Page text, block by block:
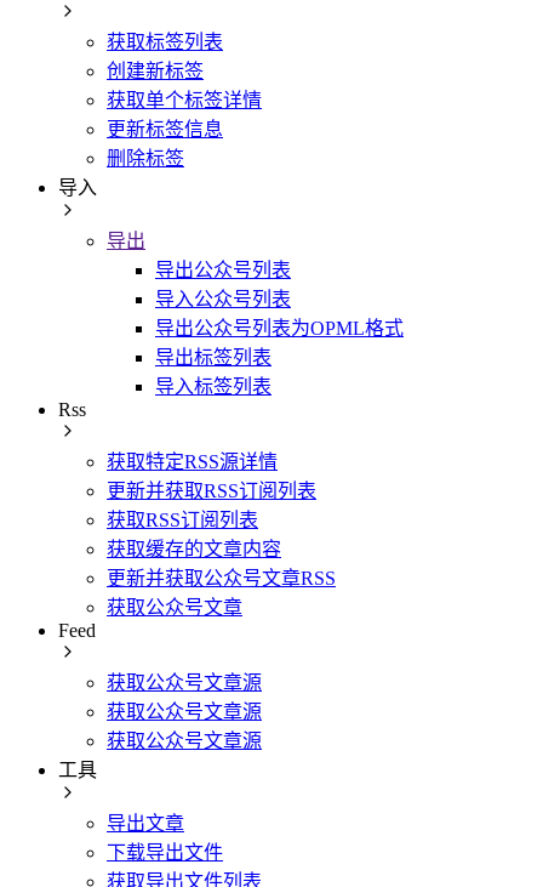
获取标签列表
创建新标签
获取单个标签详情
更新标签信息
删除标签
导入
导出
导出公众号列表
导入公众号列表
导出公众号列表为OPML格式
导出标签列表
导入标签列表
Rss
获取特定RSS源详情
更新并获取RSS订阅列表
获取RSS订阅列表
获取缓存的文章内容
更新并获取公众号文章RSS
获取公众号文章
Feed
获取公众号文章源
获取公众号文章源
获取公众号文章源
工具
导出文章
下载导出文件
获取导出文件列表